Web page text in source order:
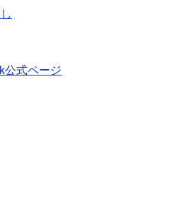
公式ページ